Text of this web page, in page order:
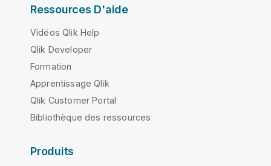
Ressources D'aide
Vidéos Qlik Help
Qlik Developer
Formation
Apprentissage Qlik
Qlik Customer Portal
Bibliothèque des ressources
Produits